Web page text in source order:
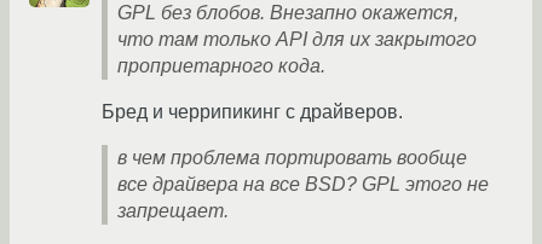
GPL без блобов. Внезапно окажется,
что там только API для их закрытого
проприетарного кода.
Бред и черрипикинг с драйверов.
в чем проблема портировать вообще
все драйвера на все BSD? GPL этого не
запрещает.